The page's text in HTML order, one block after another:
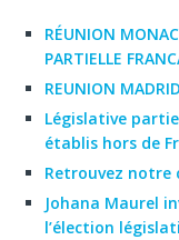
RÉUNION
PARTIELLE
REUNION
Législative
établis hors de
Retrouvez notre
Johana Maurel
l’élection